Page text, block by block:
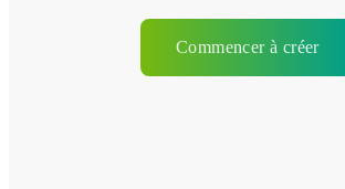
Commencer à créer